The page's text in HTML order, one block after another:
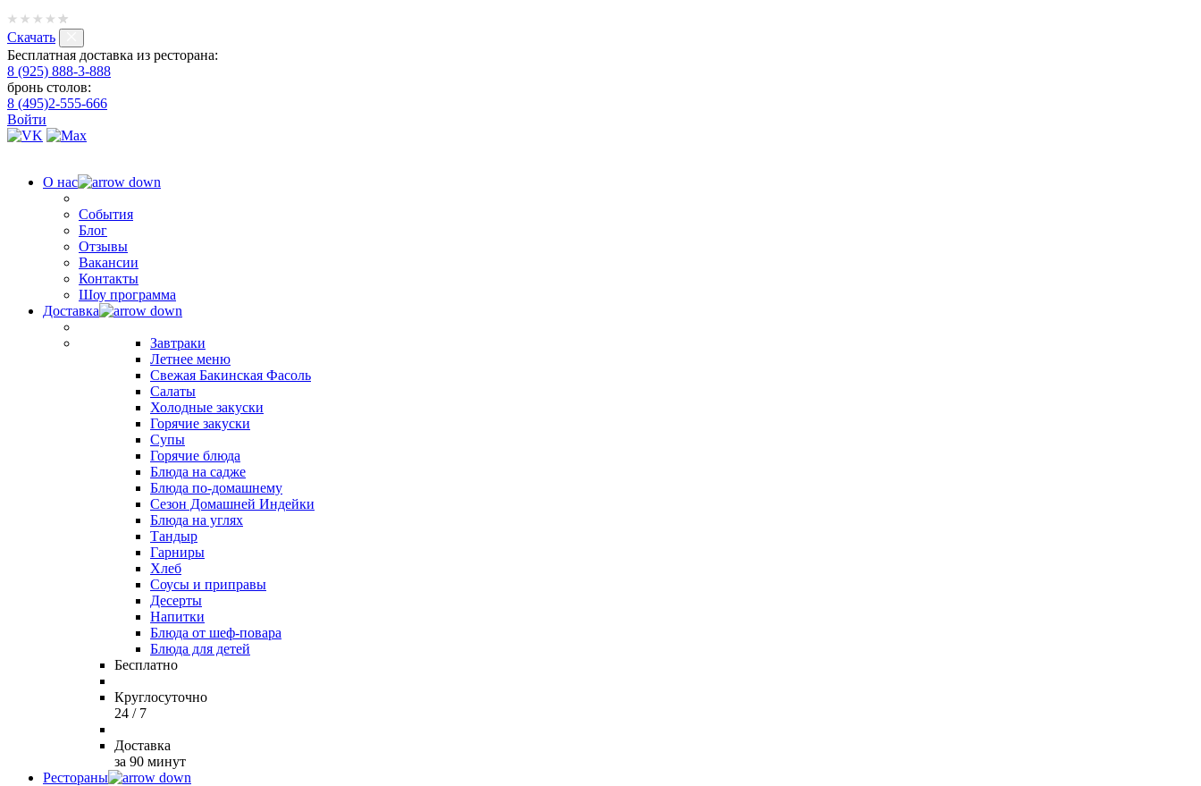
Скачать
Бесплатная доставка из ресторана:
8 (925) 888-3-888
бронь столов:
8 (495)2-555-666
Войти
О нас
События
Блог
Отзывы
Вакансии
Контакты
Шоу программа
Доставка
Завтраки
Летнее меню
Свежая Бакинская Фасоль
Салаты
Холодные закуски
Горячие закуски
Супы
Горячие блюда
Блюда на садже
Блюда по-домашнему
Сезон Домашней Индейки
Блюда на углях
Тандыр
Гарниры
Хлеб
Соусы и приправы
Десерты
Напитки
Блюда от шеф-повара
Блюда для детей
Бесплатно
Круглосуточно
24 / 7
Доставка
за 90 минут
Рестораны